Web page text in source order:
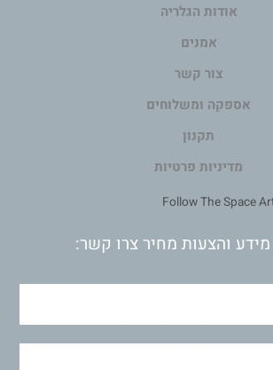
אודות הגלריה
אמנים
צור קשר
אספקה ומשלוחים
תקנון
מדיניות פרטיות
והצעות מחיר צרו קשר: